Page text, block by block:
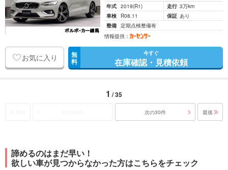
年式 2019(R1) 走行 3万km
車検
R08.11 保証 あり
整備 定期点検整備有
情報提供：
お気に入り 無
料
今すぐ
在庫確認・見積依頼
1 / 35
次の30件 最後
諦めるのはまだ早い！
欲しい車が見つからなかった方はこちらをチェック